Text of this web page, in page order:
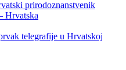
prirodoznanstvenik
Hrvatska
telegrafije u Hrvatskoj